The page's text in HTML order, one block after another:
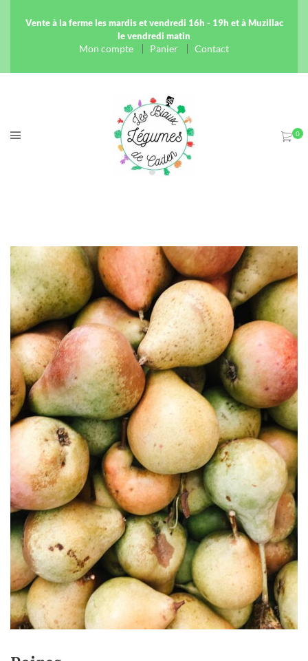
Vente à la ferme les mardis et vendredi 16h - 19h et à Muzillac
le vendredi matin
Mon compte Panier Contact